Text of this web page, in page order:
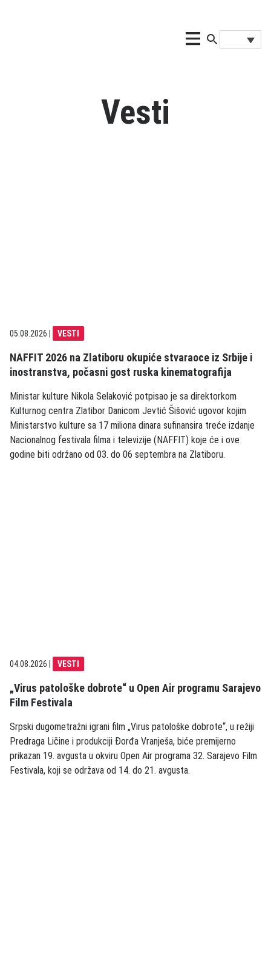
Vesti
05.08.2026 VESTI
NAFFIT 2026 na Zlatiboru okupiće stvaraoce iz Srbije i
inostranstva, počasni gost ruska kinematografija
Ministar kulture Nikola Selaković potpisao je sa direktorkom
Kulturnog centra Zlatibor Danicom Jevtić Šišović ugovor kojim
Ministarstvo kulture sa 17 miliona dinara sufinansira treće izdanje
Nacionalnog festivala filma i televizije (NAFFIT) koje će i ove
godine biti održano od 03. do 06 septembra na Zlatiboru.
04.08.2026 VESTI
„Virus patološke dobrote“ u Open Air programu Sarajevo
Film Festivala
Srpski dugometražni igrani film „Virus patološke dobrote“, u režiji
Predraga Ličine i produkciji Đorđa Vranješa, biće premijerno
prikazan 19. avgusta u okviru Open Air programa 32. Sarajevo Film
Festivala, koji se održava od 14. do 21. avgusta.